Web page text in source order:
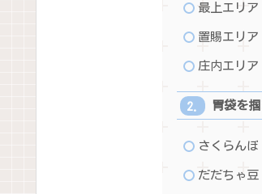
最上エリア
置賜エリア
庄内エリア
胃袋を
さくらん
だだちゃ豆